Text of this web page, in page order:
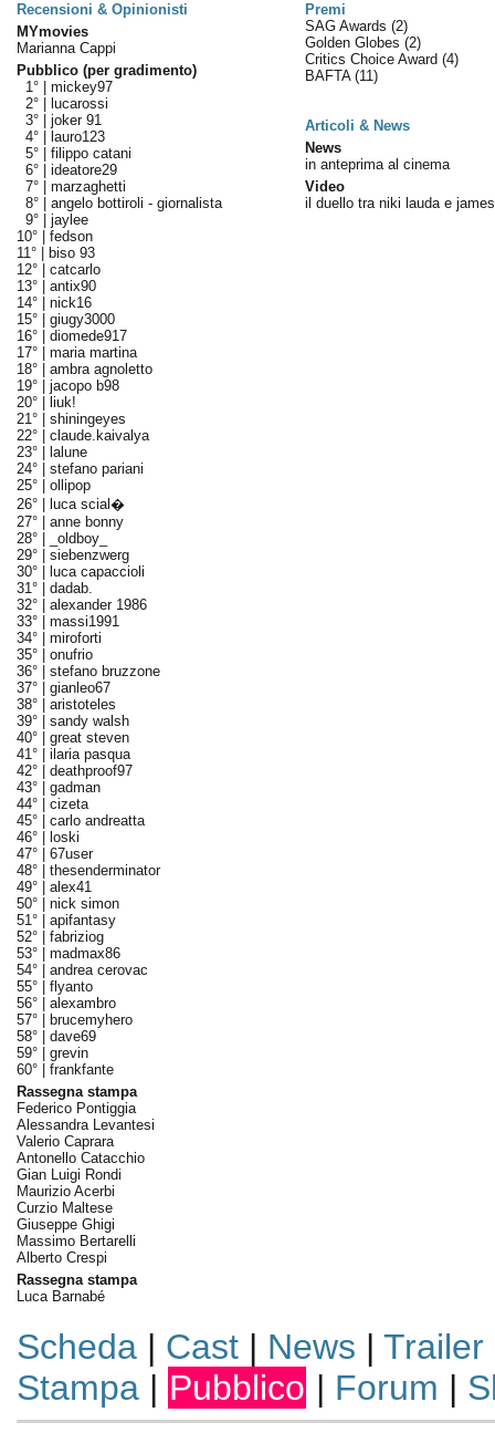
Recensioni & Opinionisti
Premi
MYmovies
Marianna Cappi
Pubblico (per gradimento)
1° | mickey97
2° |
lucarossi
3° | joker 91
4° |
lauro123
5° | filippo catani
6° | ideatore29
7° | marzaghetti
8° | angelo bottiroli - giornalista
9° | jaylee
10° | fedson
11° |
biso 93
12° | catcarlo
13° | antix90
14° | nick16
15° | giugy3000
16° | diomede917
17° | maria martina
18° | ambra agnoletto
19° | jacopo b98
20° |
liuk!
21° | shiningeyes
22° | claude.kaivalya
23° |
lalune
24° | stefano pariani
25° | ollipop
26° |
luca scial�
27° | anne bonny
28° |
_oldboy_
29° | siebenzwerg
30° |
luca capaccioli
31° | dadab.
32° | alexander 1986
33° | massi1991
34° | miroforti
35° | onufrio
36° | stefano bruzzone
37° | gianleo67
38° | aristoteles
39° | sandy walsh
40° | great steven
41° | ilaria pasqua
42° | deathproof97
43° | gadman
44° | cizeta
45° | carlo andreatta
46° |
loski
47° | 67user
48° | thesenderminator
49° | alex41
50° | nick simon
51° | apifantasy
52° | fabriziog
53° | madmax86
54° | andrea cerovac
55° | flyanto
56° | alexambro
57° |
brucemyhero
58° | dave69
59° | grevin
60° | frankfante
Rassegna stampa
Federico Pontiggia
Alessandra Levantesi
Valerio Caprara
Antonello Catacchio
Gian Luigi Rondi
Maurizio Acerbi
Curzio Maltese
Giuseppe Ghigi
Massimo Bertarelli
Alberto Crespi
Rassegna stampa
Luca Barnabé
SAG Awards (2)
Golden Globes (2)
Critics Choice Award (4)
BAFTA (11)
Articoli & News
News
in anteprima al cinema
Video
il duello tra niki lauda e
Scheda| Cast| News | Trailer
Stampa| Pubblico | Forum |